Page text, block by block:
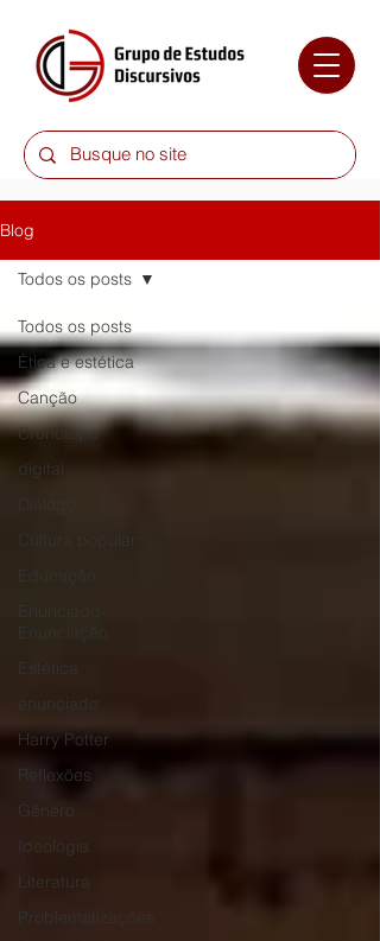
Blog
Todos os posts
Ética e estética
Canção
Cronotopo
digital
Diálogo
Cultura popular
Enunciado-
Enunciação
Estética
enunciado
Harry Potter
Reflexões
Gênero
Ideologia
Literatura
Problematizações
Todos os posts